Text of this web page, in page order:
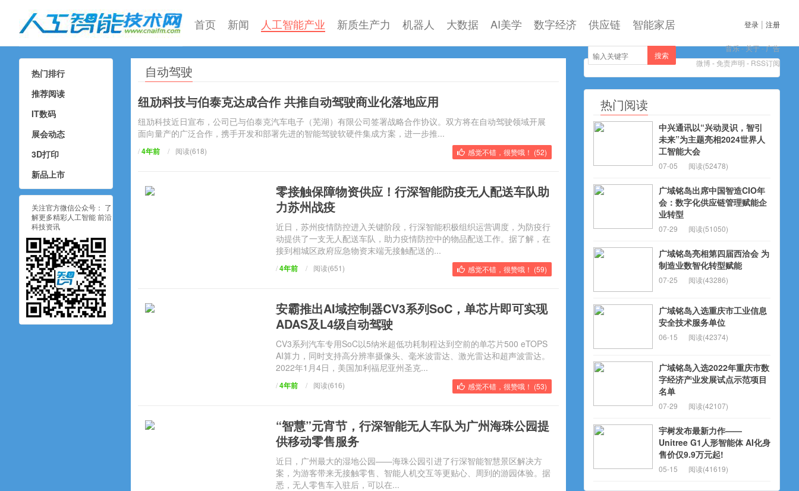
人工智能技术网
首页 新闻 人工智能产业 新质生产力 机器人 大数据 AI美学 数字经济 供应链 智能家居 登录 | 注册
音乐-关于-广告
微博 - 免责声明 - RSS订阅
搜索
自动驾驶
纽劢科技与伯泰克达成合作 共推自动驾驶商业化落地应用
纽劢科技近日宣布，公司已与伯泰克汽车电子（芜湖）有限公司签署战略合作协议。双方将在自动驾驶领域开展
面向量产的广泛合作，携手开发和部署先进的智能驾驶软硬件集成方案，进一步推...
/4年前 / 感觉不错，很赞哦！ (52)
阅读(618)
零接触保障物资供应！行深智能防疫无人配送车队助
力苏州战疫
近日，苏州疫情防控进入关键阶段，行深智能积极组织运营调度，为防疫行
动提供了一支无人配送车队，助力疫情防控中的物品配送工作。据了解，在
接到相城区政府应急物资末端无接触配送的...
/4年前 / 感觉不错，很赞哦！ (59)
阅读(651)
安霸推出AI域控制器CV3系列SoC，单芯片即可实现
ADAS及L4级自动驾驶
CV3系列汽车专用SoC以5纳米超低功耗制程达到空前的单芯片500 eTOPS
AI算力，同时支持高分辨率摄像头、毫米波雷达、激光雷达和超声波雷达。
2022年1月4日，美国加利福尼亚州圣克...
/4年前 / 感觉不错，很赞哦！ (53)
阅读(616)
“智慧”元宵节，行深智能无人车队为广州海珠公园提
供移动零售服务
近日，广州最大的湿地公园——海珠公园引进了行深智能智慧景区解决方
案，为游客带来无接触零售、智能人机交互等更贴心、周到的游园体验。据
悉，无人零售车入驻后，可以在...
热门排行
推荐阅读
IT数码
展会动态
3D打印
新品上市
关注官方微信公众号： 了
解更多精彩人工智能 前沿
科技资讯
热门阅读
中兴通讯以“兴动灵识，智引
未来”为主题亮相2024世界人
工智能大会
07-05 阅读(52478)
广域铭岛出席中国智造CIO年
会：数字化供应链管理赋能企
业转型
07-29 阅读(51050)
广域铭岛亮相第四届西洽会 为
制造业数智化转型赋能
07-25 阅读(43286)
广域铭岛入选重庆市工业信息
安全技术服务单位
06-15 阅读(42374)
广域铭岛入选2022年重庆市数
字经济产业发展试点示范项目
名单
07-29 阅读(42107)
宇树发布最新力作——
Unitree G1人形智能体 AI化身
售价仅9.9万元起!
05-15 阅读(41619)